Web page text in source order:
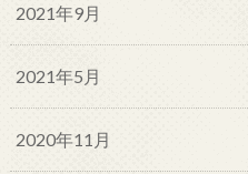
2021年9月
2021年5月
2020年11月